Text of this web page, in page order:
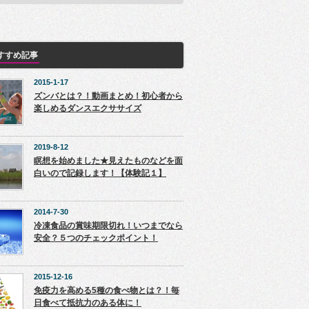
すめ記事
2015-1-17
ズンバとは？！動画まとめ！初心者から
楽しめるダンスエクササイズ
2019-8-12
瞑想を始めました★見えたものなどを面
白いので記録します！【体験記１】
2014-7-30
冷凍食品の賞味期限切れ！いつまでなら
安全？５つのチェックポイント！
2015-12-16
免疫力を高める5種の食べ物とは？！毎
日食べて抵抗力のある体に！